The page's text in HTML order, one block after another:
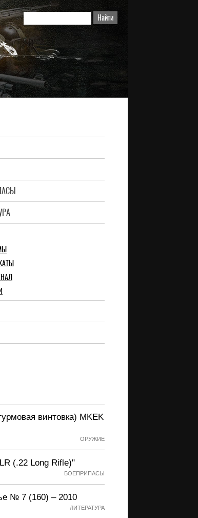
винтовка) MKEK
ОРУЖИЕ
(.22 Long Rifle)"
БОЕПРИПАСЫ
№ 7 (160) – 2010
ЛИТЕРАТУРА